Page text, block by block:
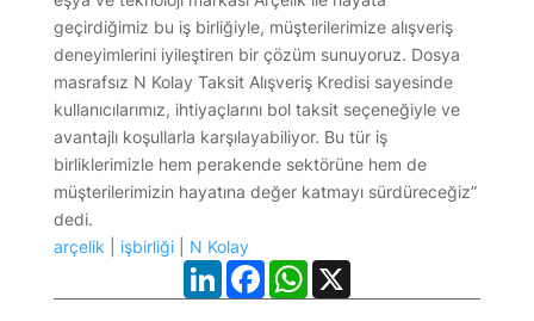
geçirdiğimiz bu iş birliğiyle, müşterilerimize alışveriş
deneyimlerini iyileştiren bir çözüm sunuyoruz. Dosya
masrafsız N Kolay Taksit Alışveriş Kredisi sayesinde
kullanıcılarımız, ihtiyaçlarını bol taksit seçeneğiyle ve
avantajlı koşullarla karşılayabiliyor. Bu tür iş
birliklerimizle hem perakende sektörüne hem de
müşterilerimizin hayatına değer katmayı sürdüreceğiz”
dedi.
arçelik
işbirliği| N Kolay
LinkedInFacebookWhatsApp
X